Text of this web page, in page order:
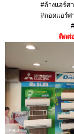
#ล้างแอร์
#ถอดแอร์
ติดต่